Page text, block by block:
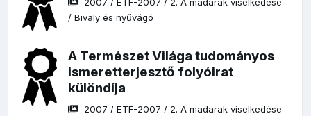
/Bivaly és nyűvágó
A Természet Világa tudományos
ismeretterjesztő folyóirat
különdíja
2007 /ETF-2007 / 2. A madarak viselkedése